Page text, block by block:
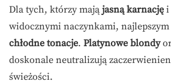
Dla tych, którzy mają jasną karnację i
widocznymi naczynkami,
chłodne tonacje. Platynowe blondy
doskonale neutralizują
świeżości.